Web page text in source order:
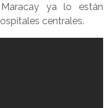
ya lo están
centrales.